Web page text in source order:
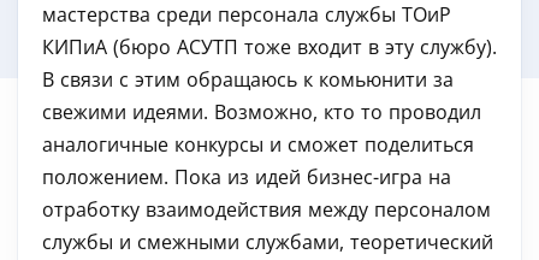
мастерства среди персонала службы ТОиР
КИПиА (бюро АСУТП тоже входит в эту службу).
В связи с этим обращаюсь к комьюнити за
свежими идеями. Возможно, кто то проводил
аналогичные конкурсы и сможет поделиться
положением. Пока из идей бизнес-игра на
отработку взаимодействия между персоналом
службы и смежными службами, теоретический